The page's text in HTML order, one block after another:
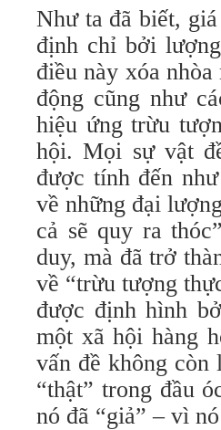
Như ta đã biết,
định chỉ bởi
điều này xóa
động cũng như
hiệu ứng trừu
hội. Mọi sự vật
được tính đến
về những đại
cả sẽ quy ra
duy, mà đã trở
về “trừu tượng
được định hình
một xã hội hàng
vấn đề không còn
“thật” trong đầu
nó đã “giả” – vì